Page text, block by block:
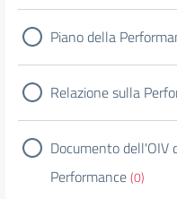
Piano della
Relazione sulla
Documento dell'OIV
Performance(0)